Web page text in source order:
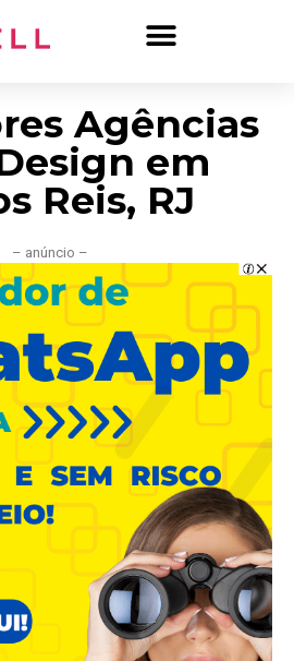
Agências
em
Reis, RJ
– anúncio –